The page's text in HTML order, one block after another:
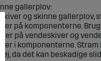
gallerplov:
skiver og skinne
på komponenterne.
på vendeskiver og
i komponenterne.
da det kan beskadige